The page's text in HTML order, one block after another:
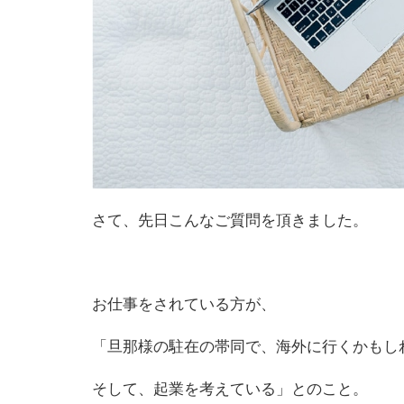
さて、先日こんなご質問を頂きました。
お仕事をされている方が、
「旦那様の駐在の帯同で、海外に行くかもし
そして、起業を考えている」とのこと。